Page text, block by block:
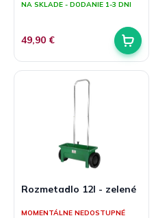
NA SKLADE - DODANIE 1-3 DNI
49,90 €
Rozmetadlo 12l - zelené
MOMENTÁLNE NEDOSTUPNÉ